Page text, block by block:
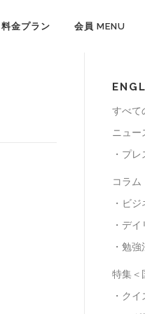
料金プラン 会員 MENU
すべて
ニュー
・プ
コラム
・ビジ
・デ
・勉強
特集＜
・ク